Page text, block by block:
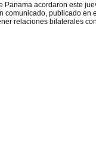
acordaron este
comunicado, publicado en
relaciones bilaterales